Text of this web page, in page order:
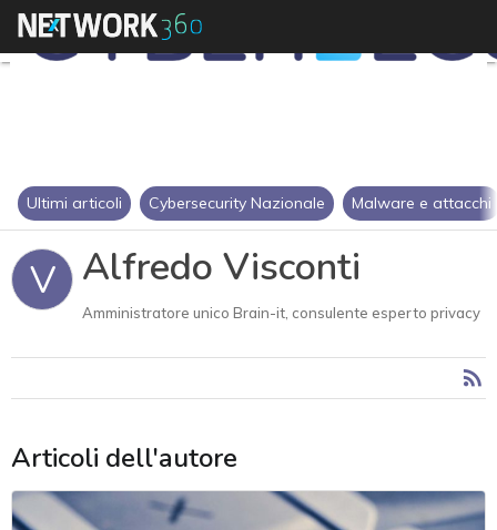
Ultimi articoli Cybersecurity Nazionale Malware e attacchi
V Alfredo Visconti
Amministratore unico Brain-it, consulente esperto privacy
Articoli dell'autore